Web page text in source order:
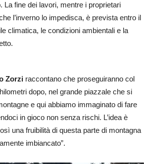
fine dei lavori, mentre i proprietari
l’inverno lo impedisca, è prevista entro il
climatica, le condizioni ambientali e la
Zorzi raccontano che proseguiranno col
dopo, nel grande piazzale che si
e qui abbiamo immaginato di fare
in gioco non senza rischi. L’idea è
una fruibilità di questa parte di montagna
imbiancato”.